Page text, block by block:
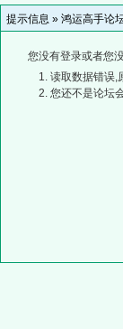
提示信息 » 鸿运高手论
您没有登录或者您
读取数据错误,
您还不是论坛